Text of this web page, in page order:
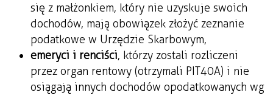
się z małżonkiem, który nie uzyskuje swoich
dochodów, mają obowiązek złożyć zeznanie
podatkowe w Urzędzie Skarbowym,
emeryci i renciści, którzy zostali rozliczeni
przez organ rentowy (otrzymali PIT40A) i nie
osiągają innych dochodów opodatkowanych wg